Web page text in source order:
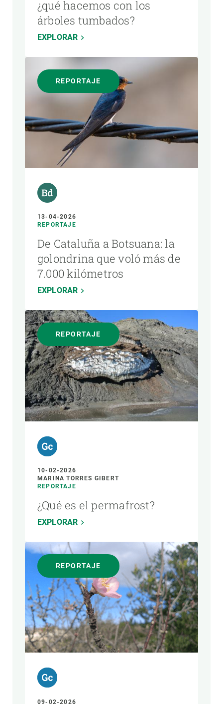
¿qué hacemos con los
árboles tumbados?
EXPLORAR
REPORTAJE
13-04-2026
REPORTAJE
De Cataluña a Botsuana: la
golondrina que voló más de
7.000 kilómetros
EXPLORAR
REPORTAJE
10-02-2026
MARINA TORRES GIBERT
REPORTAJE
¿Qué es el permafrost?
EXPLORAR
REPORTAJE
09-02-2026